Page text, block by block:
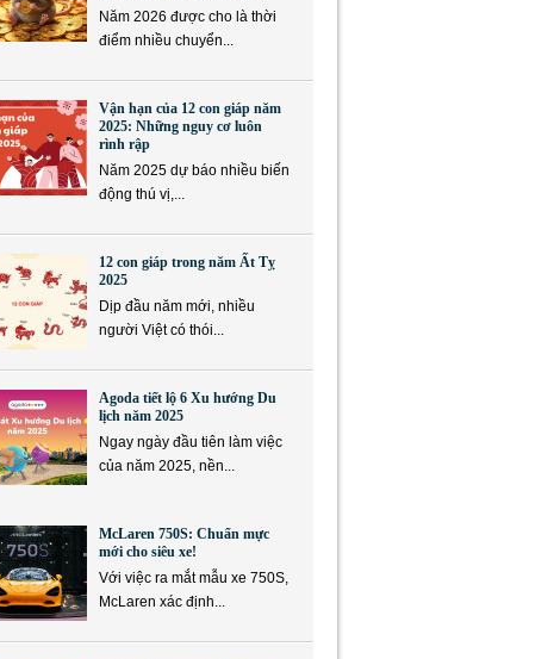
Năm 2026 được cho là thời
điểm nhiều chuyển...
Vận hạn của 12 con giáp năm
2025: Những nguy cơ luôn
rình rập
Năm 2025 dự báo nhiều biến
động thú vị,...
12 con giáp trong năm Ất Tỵ
2025
Dịp đầu năm mới, nhiều
người Việt có thói...
Agoda tiết lộ 6 Xu hướng Du
lịch năm 2025
Ngay ngày đầu tiên làm việc
của năm 2025, nền...
McLaren 750S: Chuẩn mực
mới cho siêu xe!
Với việc ra mắt mẫu xe 750S,
McLaren xác định...